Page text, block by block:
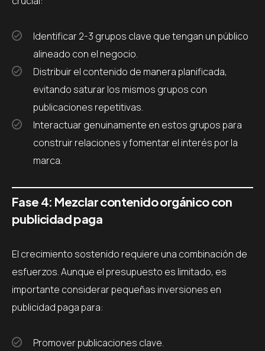
Identificar 2-3 grupos clave que tengan un público
alineado con el negocio.
Distribuir el contenido de manera planificada,
evitando saturar los mismos grupos con
publicaciones repetitivas.
Interactuar genuinamente en estos grupos para
construir relaciones y fomentar el interés por la
marca.
Fase 4: Mezclar contenido orgánico con
publicidad paga
El crecimiento sostenido requiere una combinación de
esfuerzos. Aunque el presupuesto es limitado, es
importante considerar pequeñas inversiones en
publicidad paga para:
Promover publicaciones clave.